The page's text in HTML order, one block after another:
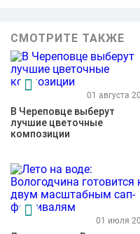
СМОТРИТЕ ТАКЖЕ
01 августа
В Череповце выберут
лучшие цветочные
композиции
01 июля